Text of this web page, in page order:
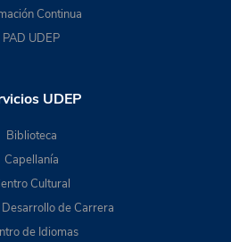
Continua
PAD UDEP
UDEP
Biblioteca
Capellanía
Cultural
de Carrera
de Idiomas